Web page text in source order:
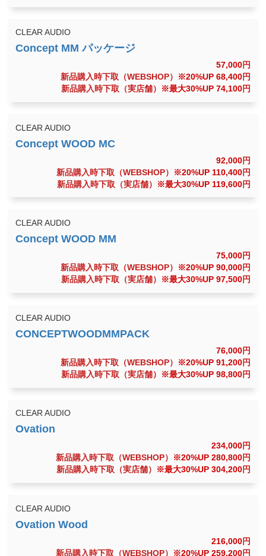
CLEAR AUDIO
57,000円
新品購入時下取（WEBSHOP）
※20%UP 68,400円
新品購入時下取（実店舗）
※最大30%UP 74,100円
CLEAR AUDIO
92,000円
新品購入時下取（WEBSHOP）
※20%UP 110,400円
新品購入時下取（実店舗）
※最大30%UP 119,600円
CLEAR AUDIO
75,000円
新品購入時下取（WEBSHOP）
※20%UP 90,000円
新品購入時下取（実店舗）
※最大30%UP 97,500円
CLEAR AUDIO
76,000円
新品購入時下取（WEBSHOP）
※20%UP 91,200円
新品購入時下取（実店舗）
※最大30%UP 98,800円
CLEAR AUDIO
234,000円
新品購入時下取（WEBSHOP）
※20%UP 280,800円
新品購入時下取（実店舗）
※最大30%UP 304,200円
CLEAR AUDIO
216,000円
新品購入時下取（WEBSHOP）
※20%UP 259,200円